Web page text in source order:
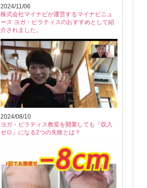
2024/11/06
株式会社マイナビが運営するマイナビニュ
ース ヨガ・ピラティスのおすすめとして紹
介されました。
2024/08/10
ヨガ・ピラティス教室を開業しても『収入
ゼロ』になる2つの失敗とは？